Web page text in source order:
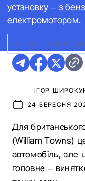
установку – з
електромотором.
MICRODOT: ГІБРИД
ІГОР
24 ВЕРЕСНЯ
Для
(William Towns)
автомобіль,
головне –